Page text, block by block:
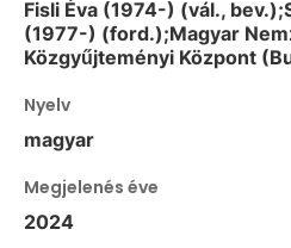
Fisli Éva (1974-) (vál.,
(1977-) (ford.);Magyar
Közgyűjteményi Központ
Nyelv
magyar
Megjelenés éve
2024